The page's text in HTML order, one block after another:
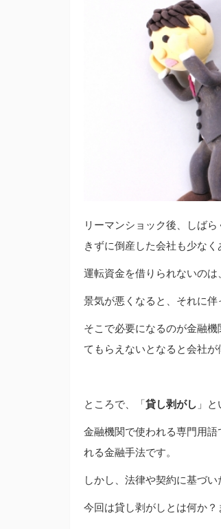
リーマンショック後、しば
きずに倒産した会社も少なく
運転資金を借りられないのは
景気が悪くなると、それに伴
そこで必要になるのが金融
てもらえないとなると会社が
ところで、「貸し剥がし 」
金融機関で使われる専門用
れる金融手法です。
しかし、法律や契約に基づい
今回は貸し剥がしとは何か？